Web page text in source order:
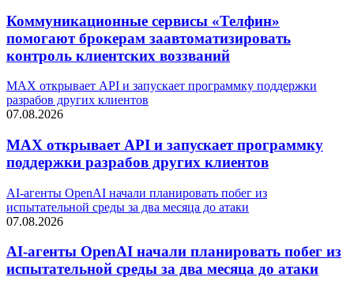
Коммуникационные сервисы «Телфин»
помогают брокерам заавтоматизировать
контроль клиентских воззваний
MAX открывает API и запускает программку поддержки
разрабов других клиентов
07.08.2026
MAX открывает API и запускает программку
поддержки разрабов других клиентов
AI-агенты OpenAI начали планировать побег из
испытательной среды за два месяца до атаки
07.08.2026
AI-агенты OpenAI начали планировать побег из
испытательной среды за два месяца до атаки